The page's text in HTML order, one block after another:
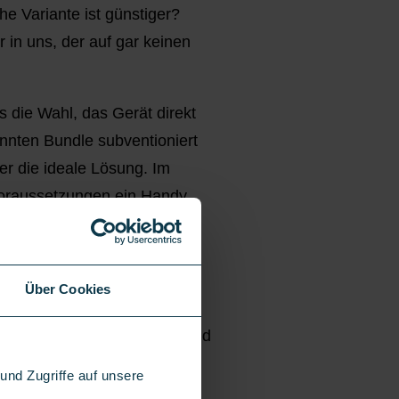
Über Cookies
Zugriffe auf unsere
Variante ist günstiger?
in uns, der auf gar keinen
die Wahl, das Gerät direkt
Bundle subventioniert
die ideale Lösung. Im
ein Handy
solltest.
Paket-Verträge und